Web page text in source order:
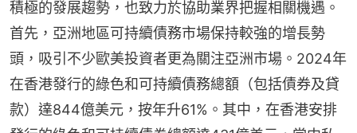
積極的發展趨勢，也致力於協助業界把握相關機遇。
首先，亞洲地區可持續債務市場保持較強的增長勢
頭，吸引不少歐美投資者更為關注亞洲市場。2024年
在香港發行的綠色和可持續債務總額（包括債券及貸
款）達844億美元，按年升61%。其中，在香港安排